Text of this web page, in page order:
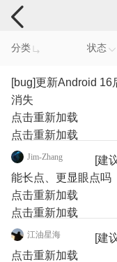
手机反馈
分类 状态
[bug]更新Android 16
消失
点击重新加载
点击重新加载
Jim-Zhang
[建
能长点、更显眼点吗
点击重新加载
点击重新加载
江油星海
[建
点击重新加载